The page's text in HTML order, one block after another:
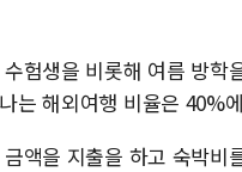
험생을 비롯해 여름 방학
는 해외여행 비율은 40%
액을 지출을 하고 숙박비